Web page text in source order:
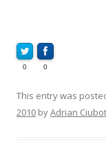
0 0
This entry was
2010 byAdrian